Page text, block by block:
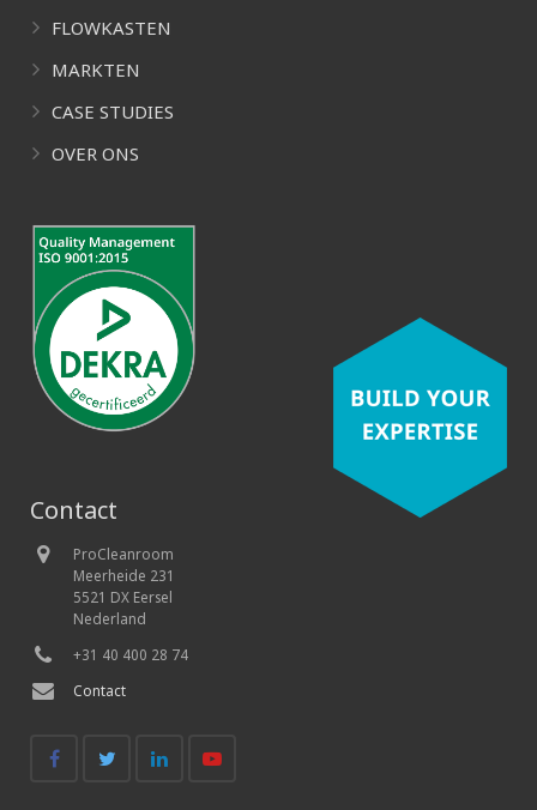
FLOWKASTEN
MARKTEN
CASE STUDIES
OVER ONS
Contact
ProCleanroom
Meerheide 231
5521 DX Eersel
Nederland
+31 40 400 28 74
Contact